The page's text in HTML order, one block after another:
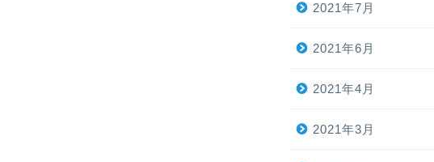
2021年7月
2021年6月
2021年4月
2021年3月